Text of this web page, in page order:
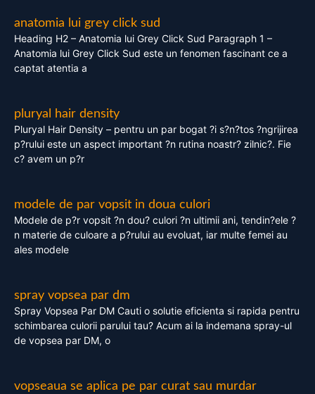
anatomia lui grey click sud
Heading H2 – Anatomia lui Grey Click Sud Paragraph 1 –
Anatomia lui Grey Click Sud este un fenomen fascinant ce a
captat atentia a
pluryal hair density
Pluryal Hair Density – pentru un par bogat ?i s?n?tos ?ngrijirea
p?rului este un aspect important ?n rutina noastr? zilnic?. Fie
c? avem un p?r
modele de par vopsit in doua culori
Modele de p?r vopsit ?n dou? culori ?n ultimii ani, tendin?ele ?
n materie de culoare a p?rului au evoluat, iar multe femei au
ales modele
spray vopsea par dm
Spray Vopsea Par DM Cauti o solutie eficienta si rapida pentru
schimbarea culorii parului tau? Acum ai la indemana spray-ul
de vopsea par DM, o
vopseaua se aplica pe par curat sau murdar